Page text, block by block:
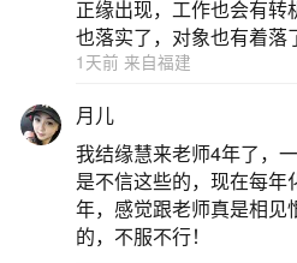
能做风水破财、运程欠佳当
二、最近时运不好怎样
好,如何能转运
1.拜祭转运：到寺庙等
灵庇佑，改变运势。这些
帮助你调整气场，从而改善
正缘出现，工作也会有
也落实了，对象也有着落
1天前 来自福建
月儿
我结缘慧来老师4年了，
是不信这些的，现在每
年，感觉跟老师真是相见
的，不服不行！